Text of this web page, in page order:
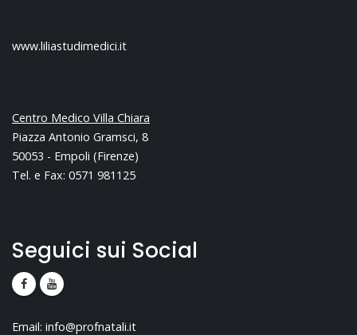
www.liliastudimedici.it
Centro Medico Villa Chiara
Piazza Antonio Gramsci, 8
50053 - Empoli (Firenze)
Tel. e Fax: 0571 981125
Seguici sui Social
Email: info@profnatali.it